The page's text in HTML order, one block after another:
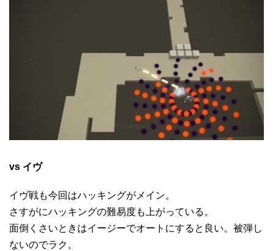
vs イヴ
イヴ戦も今回はハッキングがメイン。
さすがにハッキングの難易度も上がっている。
面倒くさいときはイージーでオートにすると良い。被弾し
ないのでラク。